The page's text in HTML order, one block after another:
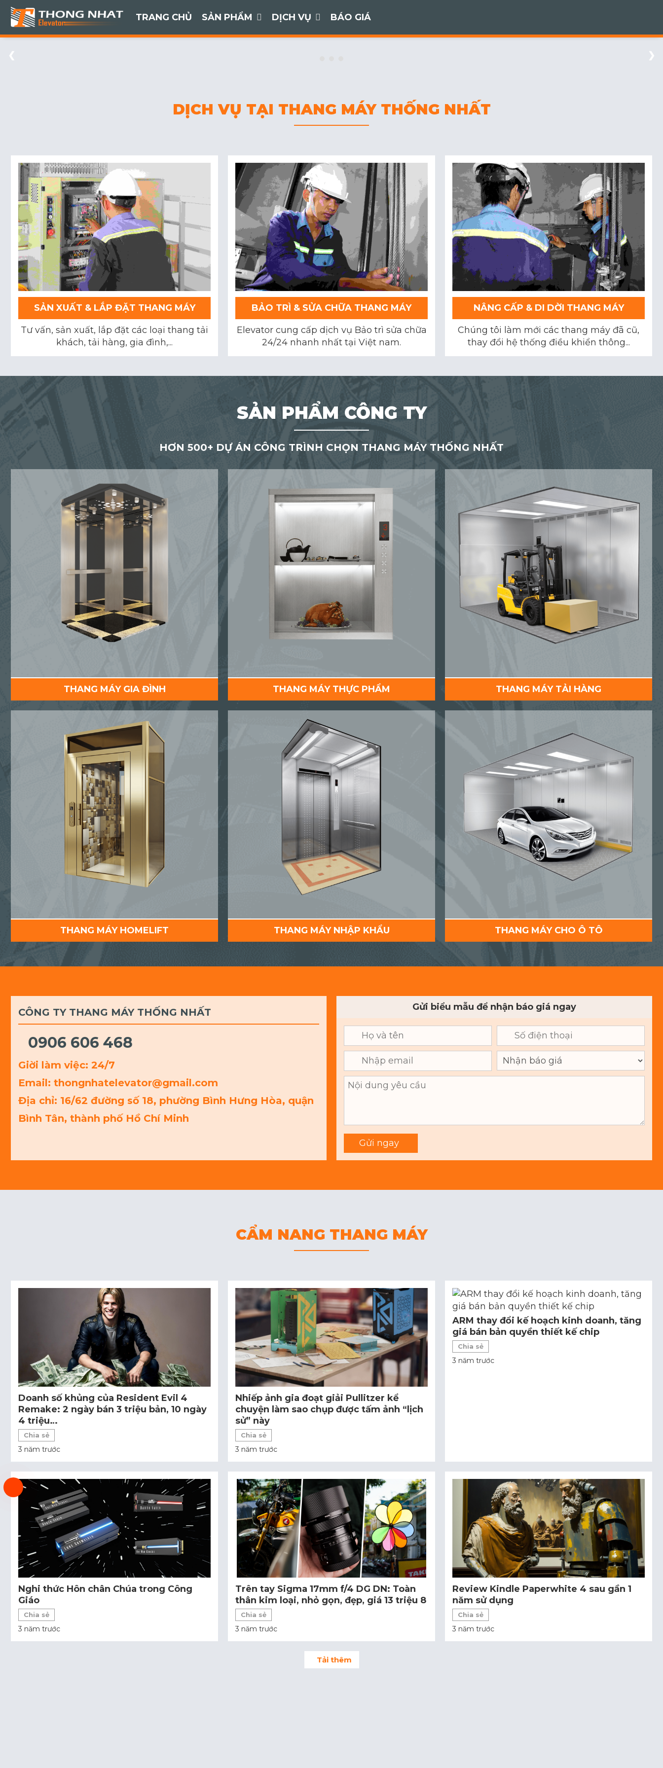
TRANG CHỦ SẢN PHẨM DỊCH VỤ BÁO GIÁ
❮ ❯
DỊCH VỤ TẠI THANG MÁY THỐNG NHẤT
SẢN XUẤT & LẮP ĐẶT THANG MÁY
Tư vấn, sản xuất, lắp đặt các loại thang tải
khách, tải hàng, gia đình,...
BẢO TRÌ & SỬA CHỮA THANG MÁY
Elevator cung cấp dịch vụ Bảo trì sửa chữa
24/24 nhanh nhất tại Việt nam.
NÂNG CẤP & DI DỜI THANG MÁY
Chúng tôi làm mới các thang máy đã cũ,
thay đổi hệ thống điều khiển thông...
SẢN PHẨM CÔNG TY
HƠN 500+ DỰ ÁN CÔNG TRÌNH CHỌN THANG MÁY THỐNG NHẤT
THANG MÁY GIA ĐÌNH THANG MÁY THỰC PHẨM THANG MÁY TẢI HÀNG
THANG MÁY HOMELIFT THANG MÁY NHẬP KHẨU THANG MÁY CHO Ô TÔ
CÔNG TY THANG MÁY THỐNG NHẤT
0906 606 468
Giời làm việc: 24/7
Email: thongnhatelevator@gmail.com
Địa chỉ: 16/62 đường số 18, phường Bình Hưng Hòa, quận
Bình Tân, thành phố Hồ Chí Minh
Gửi biểu mẫu để nhận báo giá ngay
CẨM NANG THANG MÁY
Doanh số khủng của Resident Evil 4
Remake: 2 ngày bán 3 triệu bản, 10 ngày
4 triệu…
Chia sẻ
3 năm trước
Nhiếp ảnh gia đoạt giải Pullitzer kể
chuyện làm sao chụp được tấm ảnh “lịch
sử” này
Chia sẻ
3 năm trước
ARM thay đổi kế hoạch kinh doanh, tăng
giá bán bản quyền thiết kế chip
Chia sẻ
3 năm trước
Nghi thức Hôn chân Chúa trong Công
Giáo
Chia sẻ
3 năm trước
Trên tay Sigma 17mm f/4 DG DN: Toàn
thân kim loại, nhỏ gọn, đẹp, giá 13 triệu 8
Chia sẻ
3 năm trước
Review Kindle Paperwhite 4 sau gần 1
năm sử dụng
Chia sẻ
3 năm trước
Tải thêm